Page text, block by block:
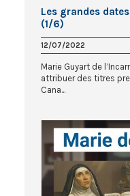
Les grandes
(1/6)
12/07/2022
Marie Guyart de
attribuer des titres
Cana...